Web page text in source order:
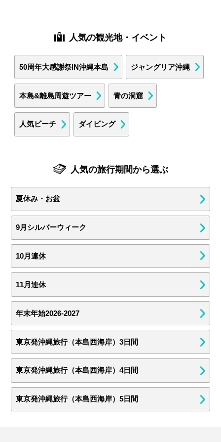
人気の観光地・イベント
50周年大感謝祭IN沖縄本島 ジャングリア沖縄
本島&離島周遊ツアー 青の洞窟
人気ビーチ ダイビング
人気の旅行期間から選ぶ
夏休み・お盆
9月シルバーウィーク
10月連休
11月連休
年末年始2026-2027
東京発沖縄旅行（本島西海岸）3日間
東京発沖縄旅行（本島西海岸）4日間
東京発沖縄旅行（本島西海岸）5日間